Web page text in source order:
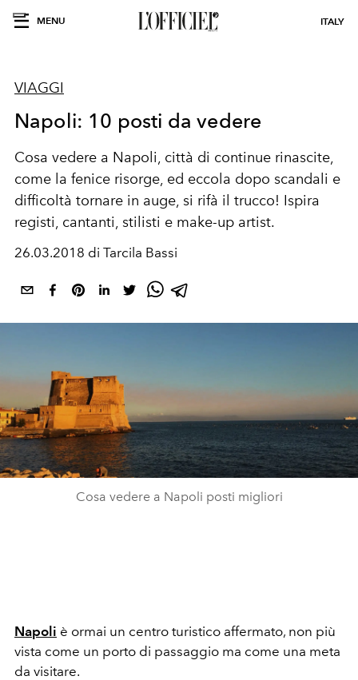
MENU ITALY
VIAGGI
Napoli: 10 posti da vedere
Cosa vedere a Napoli, città di continue rinascite,
come la fenice risorge, ed eccola dopo scandali e
difficoltà tornare in auge, si rifà il trucco! Ispira
registi, cantanti, stilisti e make-up artist.
26.03.2018 di Tarcila Bassi
Cosa vedere a Napoli posti migliori
Napoli è ormai un centro turistico affermato, non più
vista come un porto di passaggio ma come una meta
da visitare.